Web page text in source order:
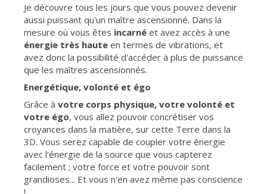
Je découvre tous les jours que vous pouvez devenir
aussi puissant qu'un maître ascensionné. Dans la
mesure où vous êtes incarné et avez accès à une
énergie très haute en termes de vibrations, et
avez donc la possibilité d'accéder à plus de puissance
que les maîtres ascensionnés.
Energétique, volonté et égo
Grâce à votre corps physique, votre volonté et
votre égo, vous allez pouvoir concrétiser vos
croyances dans la matière, sur cette Terre dans la
3D. Vous serez capable de coupler votre énergie
avec l'énergie de la source que vous capterez
facilement ; votre force et votre pouvoir sont
grandioses... Et vous n'en avez même pas conscience
!